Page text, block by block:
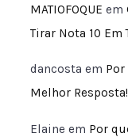
MATIOFOQUE em
Tirar Nota 10 Em
dancosta em Por
Melhor Resposta!
Elaine em Por